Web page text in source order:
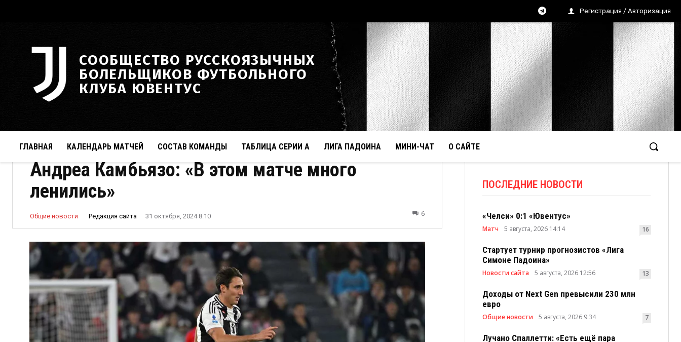
Регистрация / Авторизация
СООБЩЕСТВО РУССКОЯЗЫЧНЫХ
БОЛЕЛЬЩИКОВ ФУТБОЛЬНОГО
КЛУБА ЮВЕНТУС
ГЛАВНАЯ КАЛЕНДАРЬ МАТЧЕЙ СОСТАВ КОМАНДЫ ТАБЛИЦА СЕРИИ А ЛИГА ПАДОИНА МИНИ-ЧАТ О САЙТЕ
Андреа Камбьязо: «В этом матче много
ленились»
Общие новости Редакция сайта 31 октября, 2024 8:10 6
ПОСЛЕДНИЕ НОВОСТИ
«Челси» 0:1 «Ювентус»
Матч 5 августа, 2026 14:14 16
Стартует турнир прогнозистов «Лига
Симоне Падоина»
Новости сайта 5 августа, 2026 12:56 13
Доходы от Next Gen превысили 230 млн
евро
Общие новости 5 августа, 2026 9:34 7
Лучано Спаллетти: «Есть ещё пара